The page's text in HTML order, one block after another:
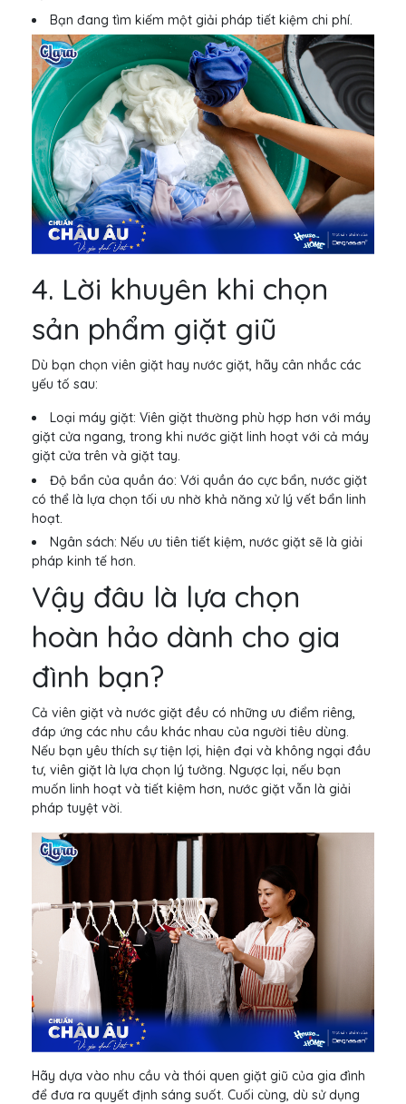
Bạn đang tìm kiếm một giải pháp tiết kiệm chi phí.
4. Lời khuyên khi chọn
sản phẩm giặt giũ
Dù bạn chọn viên giặt hay nước giặt, hãy cân nhắc các
yếu tố sau:
Loại máy giặt: Viên giặt thường phù hợp hơn với máy
giặt cửa ngang, trong khi nước giặt linh hoạt với cả máy
giặt cửa trên và giặt tay.
Độ bẩn của quần áo: Với quần áo cực bẩn, nước giặt
có thể là lựa chọn tối ưu nhờ khả năng xử lý vết bẩn linh
hoạt.
Ngân sách: Nếu ưu tiên tiết kiệm, nước giặt sẽ là giải
pháp kinh tế hơn.
Vậy đâu là lựa chọn
hoàn hảo dành cho gia
đình bạn?
Cả viên giặt và nước giặt đều có những ưu điểm riêng,
đáp ứng các nhu cầu khác nhau của người tiêu dùng.
Nếu bạn yêu thích sự tiện lợi, hiện đại và không ngại đầu
tư, viên giặt là lựa chọn lý tưởng. Ngược lại, nếu bạn
muốn linh hoạt và tiết kiệm hơn, nước giặt vẫn là giải
pháp tuyệt vời.
Hãy dựa vào nhu cầu và thói quen giặt giũ của gia đình
để đưa ra quyết định sáng suốt. Cuối cùng, dù sử dụng